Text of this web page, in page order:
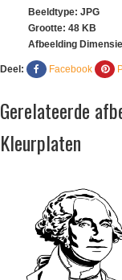
Beeldtype: JPG
Grootte: 48 KB
Afbeelding
Deel: Facebook
Gerelateerde
Kleurplaten